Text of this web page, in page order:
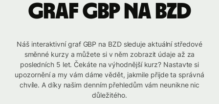
graf GBP na BZD
Náš interaktivní graf GBP na BZD sleduje aktuální středové
směnné kurzy a můžete si v něm zobrazit údaje až za
posledních 5 let. Čekáte na výhodnější kurz? Nastavte si
upozornění a my vám dáme vědět, jakmile přijde ta správná
chvíle. A díky našim denním přehledům vám neunikne nic
důležitého.